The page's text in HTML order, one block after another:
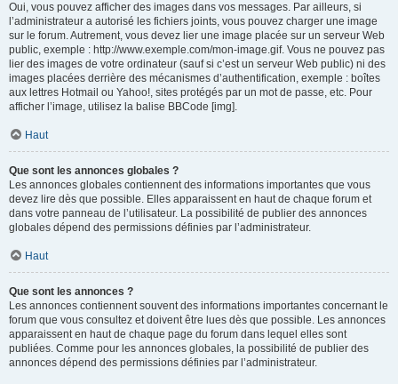
Oui, vous pouvez afficher des images dans vos messages. Par ailleurs, si
l’administrateur a autorisé les fichiers joints, vous pouvez charger une image
sur le forum. Autrement, vous devez lier une image placée sur un serveur Web
public, exemple : http://www.exemple.com/mon-image.gif. Vous ne pouvez pas
lier des images de votre ordinateur (sauf si c’est un serveur Web public) ni des
images placées derrière des mécanismes d’authentification, exemple : boîtes
aux lettres Hotmail ou Yahoo!, sites protégés par un mot de passe, etc. Pour
afficher l’image, utilisez la balise BBCode [img].
Haut
Que sont les annonces globales ?
Les annonces globales contiennent des informations importantes que vous
devez lire dès que possible. Elles apparaissent en haut de chaque forum et
dans votre panneau de l’utilisateur. La possibilité de publier des annonces
globales dépend des permissions définies par l’administrateur.
Haut
Que sont les annonces ?
Les annonces contiennent souvent des informations importantes concernant le
forum que vous consultez et doivent être lues dès que possible. Les annonces
apparaissent en haut de chaque page du forum dans lequel elles sont
publiées. Comme pour les annonces globales, la possibilité de publier des
annonces dépend des permissions définies par l’administrateur.